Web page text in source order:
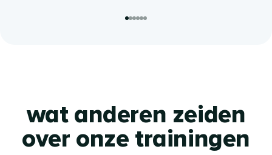
wat anderen zeiden
over onze trainingen